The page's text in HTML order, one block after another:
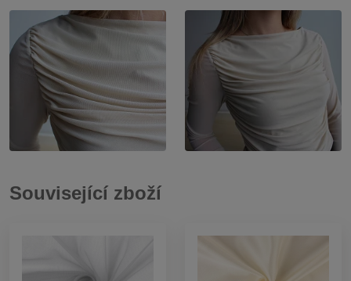
Související zboží